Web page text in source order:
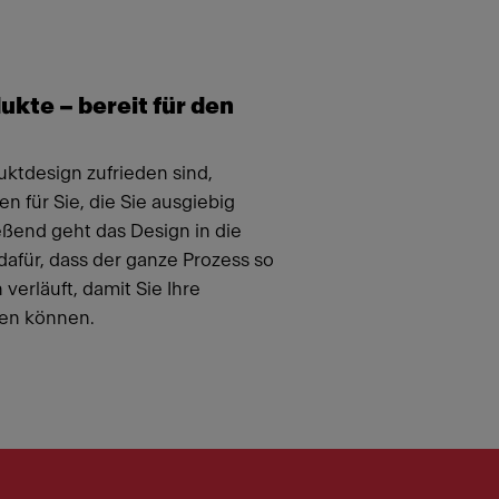
– bereit für den
zufrieden sind,
für Sie, die Sie ausgiebig
geht das Design in die
dass der ganze Prozess so
damit Sie Ihre
können.